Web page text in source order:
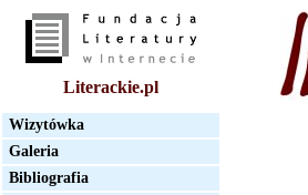
Literackie.pl
Wizytówka
Galeria
Bibliografia